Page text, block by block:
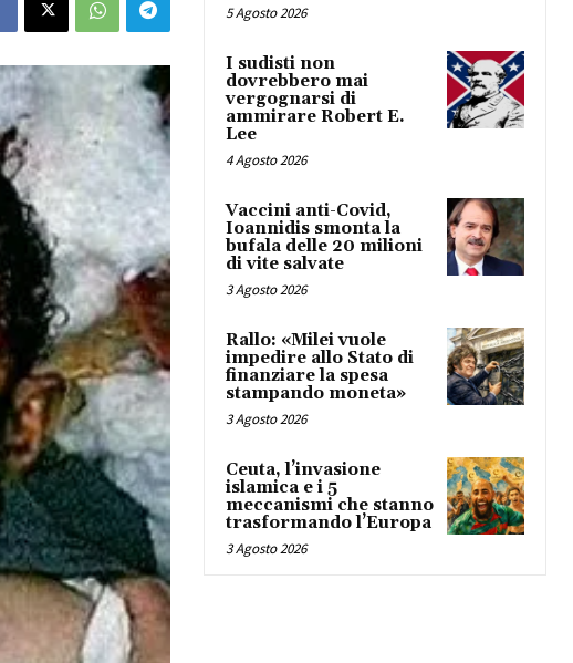
5 Agosto 2026
I sudisti non
dovrebbero mai
vergognarsi di
ammirare Robert E.
Lee
4 Agosto 2026
Vaccini anti-Covid,
Ioannidis smonta la
bufala delle 20 milioni
di vite salvate
3 Agosto 2026
Rallo: «Milei vuole
impedire allo Stato di
finanziare la spesa
stampando moneta»
3 Agosto 2026
Ceuta, l’invasione
islamica e i 5
meccanismi che stanno
trasformando l’Europa
3 Agosto 2026